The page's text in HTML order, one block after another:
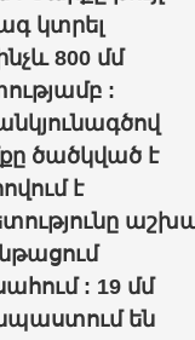
կտրել
800 մմ
:
ծածկված է
է
: 19 մմ
են